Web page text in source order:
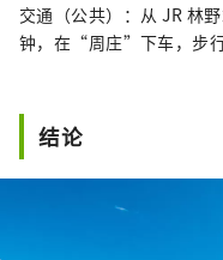
交通（公共）：从 JR 林
钟，在“周庄”下车，步
结论